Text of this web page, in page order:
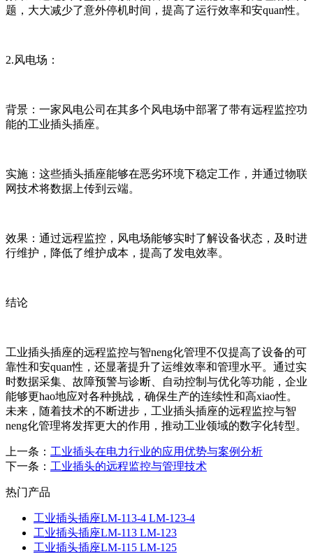
题，大大减少了意外停机时间，提高了运行效率和安quan性。
2.风电场：
背景：一家风电公司在其多个风电场中部署了带有远程监控功
能的工业插头插座。
实施：这些插头插座能够在恶劣环境下稳定工作，并通过物联
网技术将数据上传到云端。
效果：通过远程监控，风电场能够实时了解设备状态，及时进
行维护，降低了维护成本，提高了发电效率。
结论
工业插头插座的远程监控与智neng化管理不仅提高了设备的可
靠性和安quan性，还显著提升了运维效率和管理水平。通过实
时数据采集、故障预警与诊断、自动控制与优化等功能，企业
能够更hao地应对各种挑战，确保生产的连续性和高xiao性。
未来，随着技术的不断进步，工业插头插座的远程监控与智
neng化管理将发挥更大的作用，推动工业领域的数字化转型。
上一条： 工业插头在电力行业的应用优势与案例分析
下一条： 工业插头的远程监控与管理技术
热门产品
工业插头插座LM-113-4 LM-123-4
工业插头插座LM-113 LM-123
工业插头插座LM-115 LM-125